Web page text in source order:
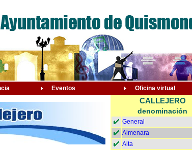
Eventos Oficina virtual
CALLEJERO
denominación
General
Almenara
Alta